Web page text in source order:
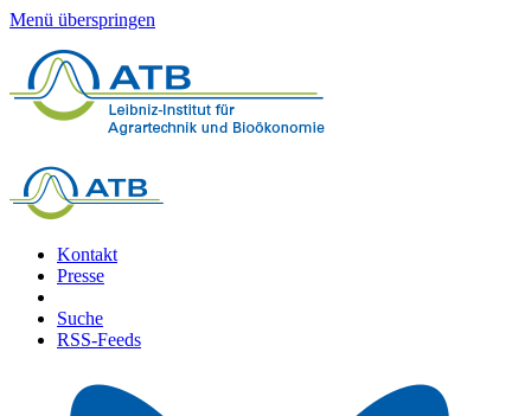
Menü überspringen
Kontakt
Presse
Suche
RSS-Feeds